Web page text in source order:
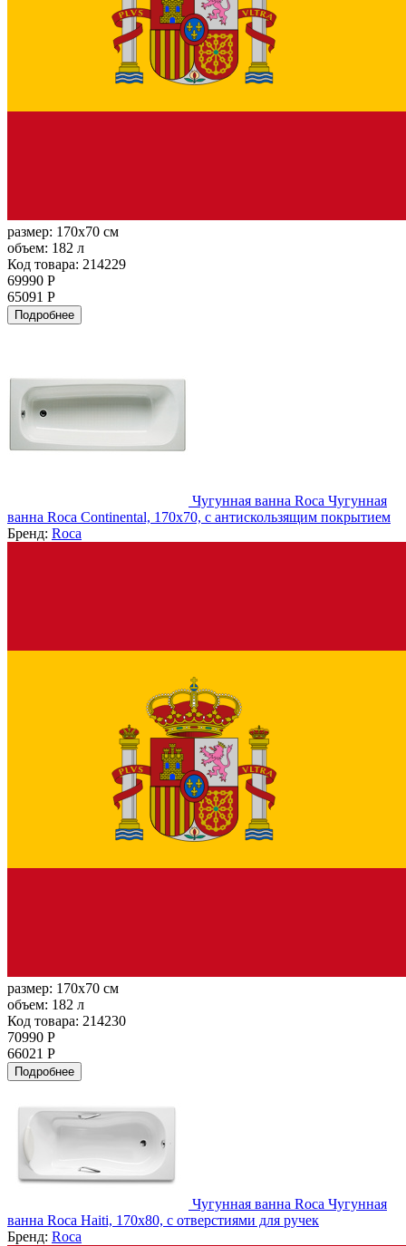
размер: 170x70 см
объем: 182 л
Код товара: 214229
69990 Р
65091 Р
Подробнее
Чугунная ванна Roca Чугунная
ванна Roca Continental, 170x70, с антискользящим покрытием
Бренд: Roca
размер: 170x70 см
объем: 182 л
Код товара: 214230
70990 Р
66021 Р
Подробнее
Чугунная ванна Roca Чугунная
ванна Roca Haiti, 170x80, с отверстиями для ручек
Бренд: Roca